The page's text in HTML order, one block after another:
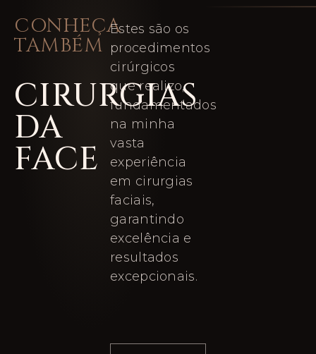
CONHEÇA
TAMBÉM
CIRURGIAS
DA
FACE
Estes são os
procedimentos
cirúrgicos
que realizo,
fundamentados
na minha
vasta
experiência
em cirurgias
faciais,
garantindo
excelência e
resultados
excepcionais.